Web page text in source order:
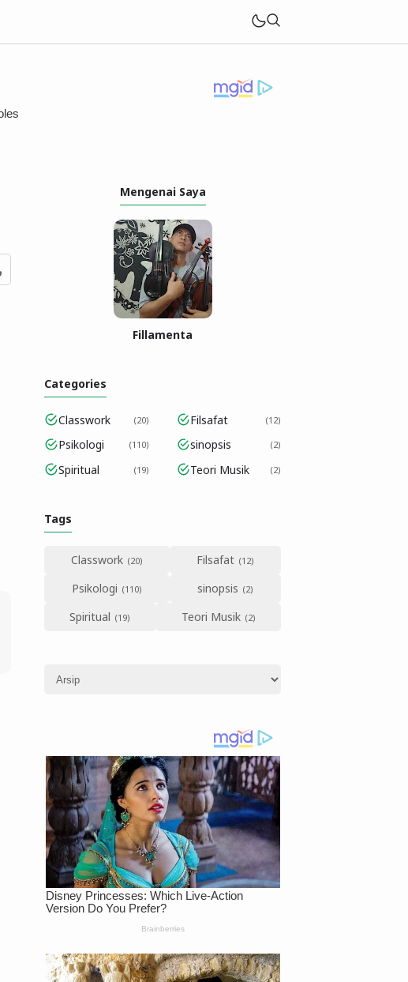
Mengenai Saya
Fillamenta
Categories
Classwork 20 Filsafat 12
Psikologi 110 sinopsis 2
Spiritual 19 Teori Musik 2
Tags
Classwork
Filsafat
Psikologi
sinopsis
Spiritual
Teori Musik